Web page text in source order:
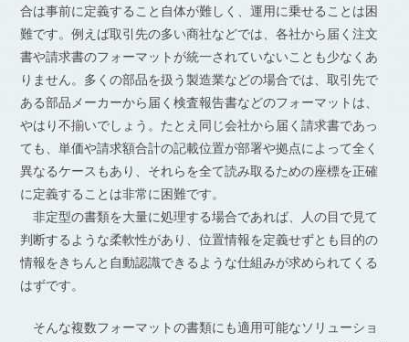
合は事前に定義すること自体が難しく、運用に乗せることは困
難です。例えば取引先の多い商社などでは、各社から届く注文
書や請求書のフォーマットが統一されていないことも少なくあ
りません。多くの部品を扱う製造業などの場合では、取引先で
ある部品メーカーから届く検査報告書などのフォーマットは、
やはり不揃いでしょう。たとえ同じ会社から届く請求書であっ
ても、単価や請求額合計の記載位置が部署や拠点によって全く
異なるケースもあり、それらを全て読み取るための座標を正確
に定義することは非常に困難です。
非定型の書類を大量に処理する場合であれば、人の目で見て
判断するような柔軟性があり、位置情報を定義せずとも目的の
情報をきちんと自動認識できるような仕組みが求められてくる
はずです。
そんな複数フォーマットの書類にも適用可能なソリューショ